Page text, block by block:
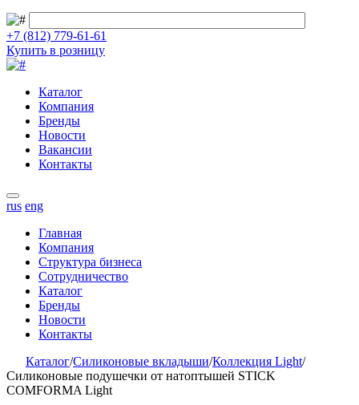
+7 (812) 779-61-61
Купить в розницу
Каталог
Компания
Бренды
Новости
Вакансии
Контакты
rus eng
Главная
Компания
Структура бизнеса
Сотрудничество
Каталог
Бренды
Новости
Контакты
Каталог/Силиконовые вкладыши/Коллекция Light/
Силиконовые подушечки от натоптышей STICK
COMFORMA Light